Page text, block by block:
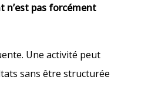
n’est pas forcément
Une activité peut
sans être structurée